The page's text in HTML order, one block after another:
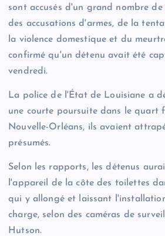
sont accusés d'un grand nombre de
des accusations d'armes, de la
la violence domestique et du
confirmé qu'un détenu avait été
vendredi.
La police de l'État de Louisiane a
une courte poursuite dans le quart
Nouvelle-Orléans, ils avaient
présumés.
Selon les rapports, les détenus
l'appareil de la côte des toilettes
qui y allongé et laissant
charge, selon des caméras de
Hutson.